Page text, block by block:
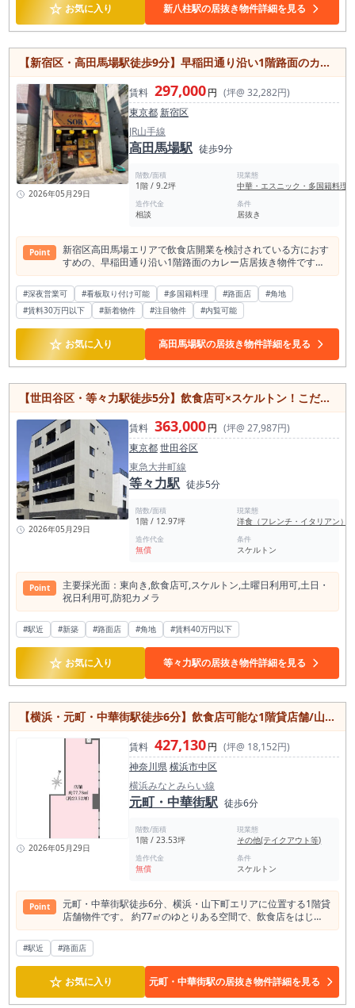
☆ お気に入り 新八柱駅の居抜き物件詳細を見る
【新宿区・高田馬場駅徒歩9分】早稲田通り沿い1階路面のカレー店居抜き物件／早稲田大学・学習院女子大学周辺
2026年05月29日
賃料 297,000円 (坪@ 32,282円)
東京都 新宿区
JR山手線
高田馬場駅 徒歩9分
階数/面積
1階 / 9.2坪
現業態
中華・エスニック・多国籍料理
造作代金
相談
条件
居抜き
Point
新宿区高田馬場エリアで飲食店開業を検討されている方におす
すめの、早稲田通り沿い1階路面のカレー店居抜き物件です。
JR山手線・西武新宿線・東京メトロ東西線が利用できる高田馬
場駅から徒歩9分、都電荒川線の面影橋駅から徒歩6分の立地に
あり、高田馬場、早稲田、学習院女子大学周辺の複数エリアか
ら集客を狙いやすいポジションです。 本物件は、早稲田通り沿
いに面した地上1階店舗です。通りから店舗正面が見えやす
く、外観看板や店頭メニューを活用した認知形成がしやすい点
が魅力です。 高田馬場駅前の繁華性に依存しすぎず、早稲田大
学方面への通学・通勤動線、周辺住民の日常利用、近隣オフィ
線が乗り入れるターミナル性の高い駅で、学生、会社員、地域
住民が混在する飲食需要の厚いエリアです。 さらに早稲田駅方
面には早稲田大学を中心とした学生需要があり、昼夜を問わず
飲食利用が見込めます。 新宿区内で小規模な飲食店を開業した
い方にとって、高田馬場と早稲田の双方を商圏として捉えられ
る点は大きな強みです。 面積は約9.2坪の小箱店舗です。 大箱
店舗と比較して賃料総額を抑えやすく、少人数運営や個人開業
にも検討しやすいサイズ感です。 カレー店の居抜き物件として
募集されているため、同業態のカレー店はもちろん、スパイス
カレー、インド料理、ネパール料理、エスニック料理、多国籍
料理、テイクアウト併用型の飲食店などとも相性が良い物件で
す。 既存造作の内容や厨房設備の状態については現地確認が必
要ですが、スケルトンからの出店と比較して、内装・厨房に係
は飲食店が188軒、うちカレー店が32軒と、カレー・エスニッ
ク系の飲食需要が一定程度形成されているエリアです。 競合が
存在する一方で、学生・通勤客・地域住民の利用母数が大き
できれば、早稲田通り沿いの路面店として認知を取りやすい立
飲食・一品料理・アルコール提供を組み合わせたい業態にも検
討余地があります。 賃料は税込297,000円、坪単価は約32,282
円です。 保証金または敷金は6ヶ月、造作譲渡金は相談となり
るため、幅広い飲食業態で検討しやすい条件です。 ただし、家
賃保証会社への加入、指定火災保険への加入、看板工事におけ
る指定業者利用の可能性、インフラ容量の事前確認、別途企画
料および仲介手数料が必要となりますので、詳細条件は事前確
認をお願いいたします。 新宿区で居抜き物件を探している方、
高田馬場で飲食店開業を検討している方、早稲田大学周辺で学
生需要を狙いたい方にとって、本物件は早稲田通り沿いの1階
路面という視認性と、9.2坪の小規模開業向きサイズを兼ね備
えた店舗です。 高田馬場駅徒歩圏、早稲田エリア商圏、新宿区
内の飲食店居抜き物件という複数の検索ニーズに合致するた
め、カレー店・エスニック料理・多国籍料理での出店をお考え
の方は、ぜひ一度現地をご確認ください。
#深夜営業可 #看板取り付け可能 #多国籍料理 #路面店
#角地
#賃料30万円以下
#新着物件 #注目物件 #内覧可能
☆ お気に入り 高田馬場駅の居抜き物件詳細を見る
【世田谷区・等々力駅徒歩5分】飲食店可×スケルトン！こだわりを形にする12.97坪
2026年05月29日
賃料 363,000円 (坪@ 27,987円)
東京都世田谷区
東急大井町線
等々力駅 徒歩5分
階数/面積
1階 / 12.97坪
現業態
洋食（フレンチ・イタリアン）
造作代金
無償
条件
スケルトン
Point
主要採光⾯：東向き,飲⾷店可,スケルトン,⼟曜⽇利⽤可,⼟⽇・
祝⽇利⽤可,防犯カメラ
#駅近 #新築 #路面店 #角地 #賃料40万円以下
☆ お気に入り 等々力駅の居抜き物件詳細を見る
【横浜・元町・中華街駅徒歩6分】飲食店可能な1階貸店舗/山下町エリア/人気の横浜ベイエリア/防犯カメラ完備
2026年05月29日
賃料 427,130円 (坪@ 18,152円)
神奈川県横浜市中区
横浜みなとみらい線
元町・中華街駅 徒歩6分
階数/面積
1階 / 23.53坪
現業態
その他(テイクアウト等)
造作代金
無償
条件
スケルトン
Point
元町・中華街駅徒歩6分、横浜・山下町エリアに位置する1階貸
店舗物件です。 約77㎡のゆとりある空間で、飲食店をはじ
め、カフェや物販店、サービス店舗など幅広い業種に対応可
能。 観光地として人気の高い元町・中華街エリアに近く、周辺
には飲食店や商業施設も多いため、集客が期待できる立地で
す。 2016年築の比較的新しい建物で、オートロックや防犯カ
メラ、宅配BOXなど設備面も充実。 南向きで明るさを確保しや
すい点も魅力です。石川町駅や関内駅も利用可能で、アクセス
性にも優れています。 退去時はスケルトン返しとなるため、業
#駅近 #路面店
☆ お気に入り 元町・中華街駅の居抜き物件詳細を見る